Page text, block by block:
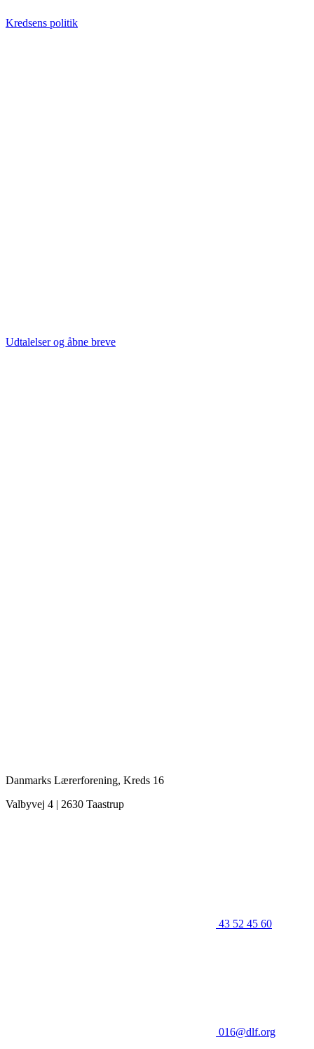
Kredsens politik
Udtalelser og åbne breve
Danmarks Lærerforening, Kreds 16
Valbyvej 4 | 2630 Taastrup
43 52 45 60
016@dlf.org